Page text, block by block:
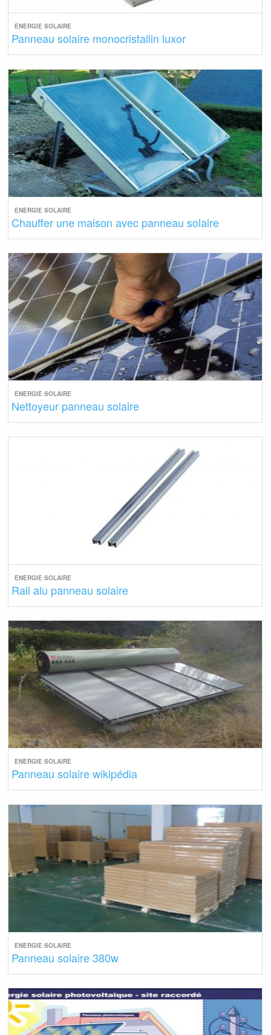
ENERGIE SOLAIRE
Panneau solaire monocristallin luxor
ENERGIE SOLAIRE
Chauffer une maison avec panneau solaire
ENERGIE SOLAIRE
Nettoyeur panneau solaire
ENERGIE SOLAIRE
Rail alu panneau solaire
ENERGIE SOLAIRE
Panneau solaire wikipédia
ENERGIE SOLAIRE
Panneau solaire 380w